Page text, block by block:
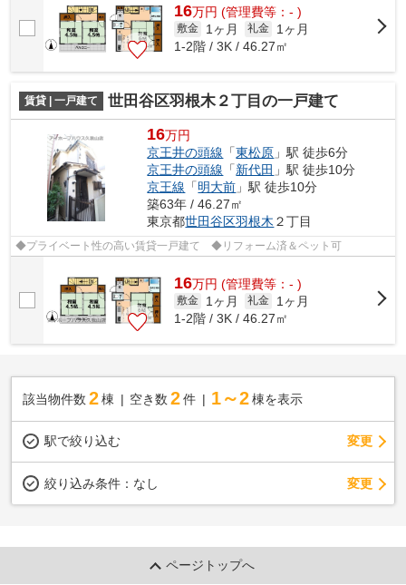
16万円 (管理費等：- )
敷金 1ヶ月 礼金
1ヶ月
1-2階 / 3K / 46.27㎡
賃貸 | 一戸建て 世田谷区羽根木２丁目の一戸建て
16万円
京王井の頭線 「東松原 」駅 徒歩6分
京王井の頭線 「新代田 」駅 徒歩10分
京王線 「明大前 」駅 徒歩10分
築63年 / 46.27㎡
東京都世田谷区羽根木 ２丁目
◆プライベート性の高い賃貸一戸建て ◆リフォーム済＆ペット可
16万円 (管理費等：- )
敷金 1ヶ月 礼金
1ヶ月
1-2階 / 3K / 46.27㎡
該当物件数 2棟 空き数 2 件 1～2 棟を表示
駅で絞り込む 変更
絞り込み条件： なし 変更
ページトップへ